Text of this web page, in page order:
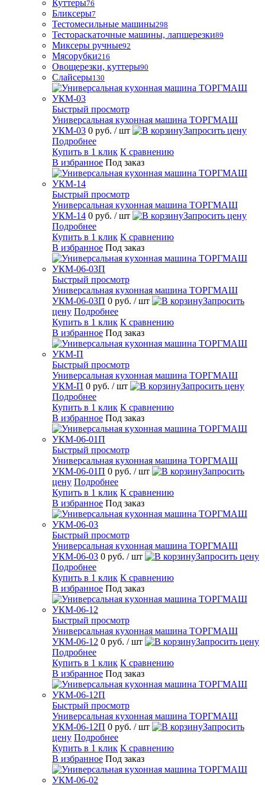
Куттеры76
Бликсеры7
Тестомесильные машины298
Тестораскаточные машины, лапшерезки89
Миксеры ручные92
Мясорубки216
Овощерезки, куттеры90
Слайсеры130
Быстрый просмотр
Универсальная кухонная машина ТОРГМАШ
УКМ-03 0 руб. / шт
Запросить цену
Подробнее
Купить в 1 клик К сравнению
В избранное Под заказ
Быстрый просмотр
Универсальная кухонная машина ТОРГМАШ
УКМ-14 0 руб. / шт
Запросить цену
Подробнее
Купить в 1 клик К сравнению
В избранное Под заказ
Быстрый просмотр
Универсальная кухонная машина ТОРГМАШ
УКМ-06-03П 0 руб. / шт
Запросить
цену Подробнее
Купить в 1 клик К сравнению
В избранное Под заказ
Быстрый просмотр
Универсальная кухонная машина ТОРГМАШ
УКМ-П 0 руб. / шт
Запросить цену
Подробнее
Купить в 1 клик К сравнению
В избранное Под заказ
Быстрый просмотр
Универсальная кухонная машина ТОРГМАШ
УКМ-06-01П 0 руб. / шт
Запросить
цену Подробнее
Купить в 1 клик К сравнению
В избранное Под заказ
Быстрый просмотр
Универсальная кухонная машина ТОРГМАШ
УКМ-06-03 0 руб. / шт
Запросить цену
Подробнее
Купить в 1 клик К сравнению
В избранное Под заказ
Быстрый просмотр
Универсальная кухонная машина ТОРГМАШ
УКМ-06-12 0 руб. / шт
Запросить цену
Подробнее
Купить в 1 клик К сравнению
В избранное Под заказ
Быстрый просмотр
Универсальная кухонная машина ТОРГМАШ
УКМ-06-12П 0 руб. / шт
Запросить
цену Подробнее
Купить в 1 клик К сравнению
В избранное Под заказ